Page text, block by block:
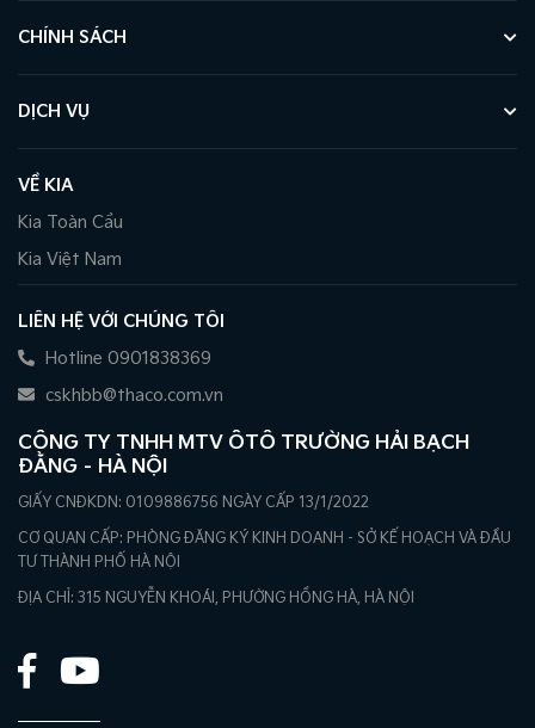
CHÍNH SÁCH
DỊCH VỤ
VỀ KIA
Kia Toàn Cầu
Kia Việt Nam
LIÊN HỆ VỚI CHÚNG TÔI
Hotline 0901838369
cskhbb@thaco.com.vn
CÔNG TY TNHH MTV ÔTÔ TRƯỜNG HẢI BẠCH
ĐẰNG – HÀ NỘI
GIẤY CNĐKDN: 0109886756 NGÀY CẤP 13/1/2022
CƠ QUAN CẤP: PHÒNG ĐĂNG KÝ KINH DOANH - SỞ KẾ HOẠCH VÀ ĐẦU
TƯ THÀNH PHỐ HÀ NỘI
ĐỊA CHỈ: 315 NGUYỄN KHOÁI, PHƯỜNG HỒNG HÀ, HÀ NỘI